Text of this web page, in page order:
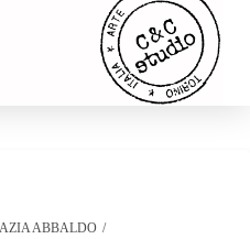
ABBALDO